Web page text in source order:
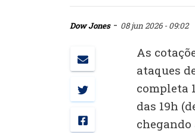
Dow Jones- 08 jun 2026 - 09:02
As
ataques
completa
das 19h
chegando